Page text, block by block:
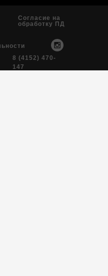
Согласие на
обработку ПД
8 (4152) 470-
147